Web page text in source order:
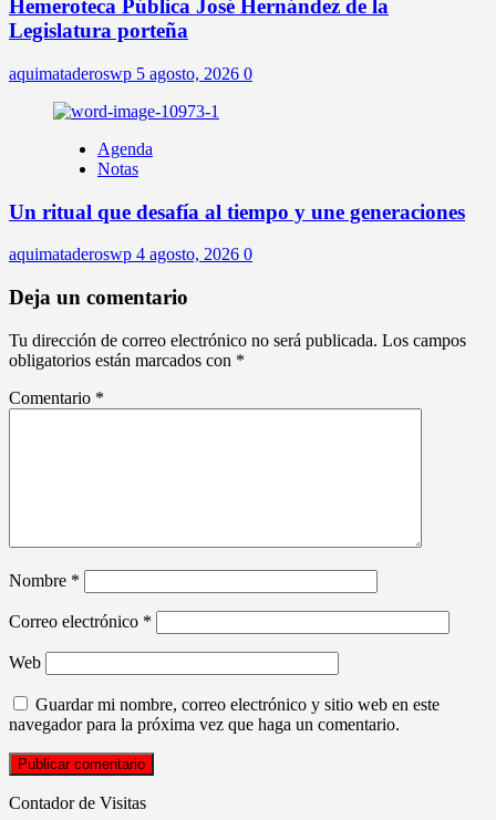
Hemeroteca Pública José Hernández de la
Legislatura porteña
aquimataderoswp 5 agosto, 2026 0
Agenda
Notas
Un ritual que desafía al tiempo y une generaciones
aquimataderoswp 4 agosto, 2026 0
Deja un comentario
Tu dirección de correo electrónico no será publicada. Los campos
obligatorios están marcados con *
Comentario *
Nombre *
Correo electrónico *
Web
Guardar mi nombre, correo electrónico y sitio web en este
navegador para la próxima vez que haga un comentario.
Contador de Visitas